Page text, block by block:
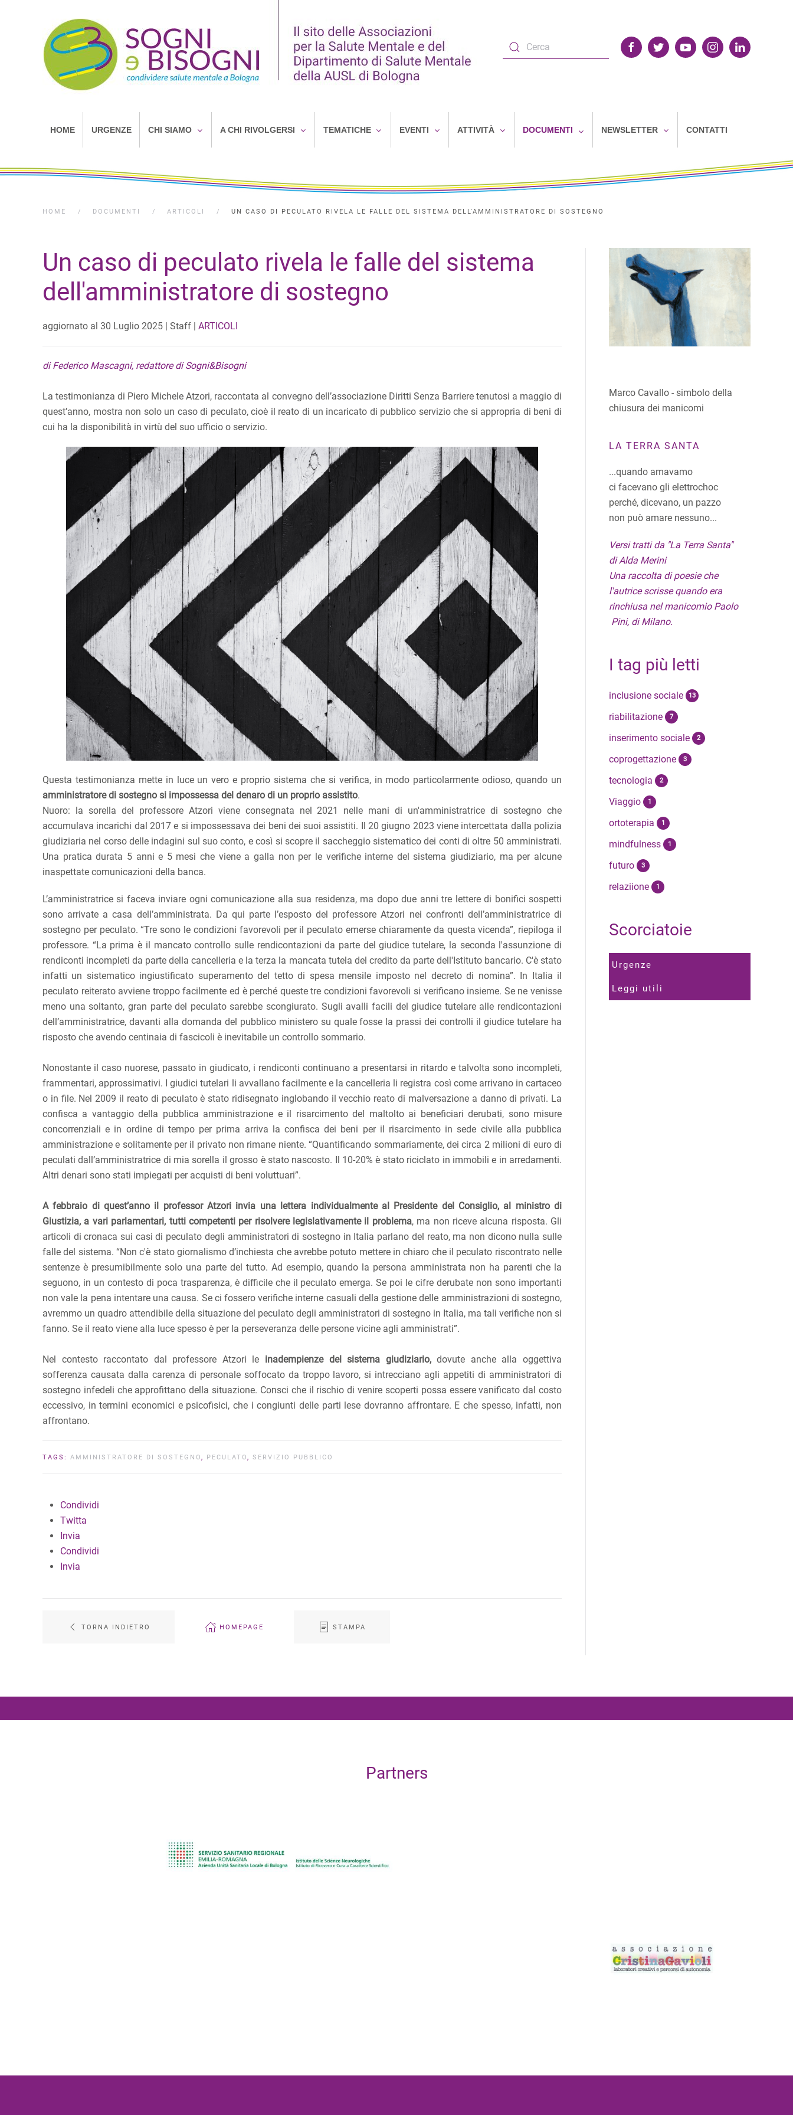
HOME URGENZE CHI SIAMO A CHI RIVOLGERSI TEMATICHE EVENTI ATTIVITÀ DOCUMENTI NEWSLETTER CONTATTI
HOME DOCUMENTI ARTICOLI UN CASO DI PECULATO RIVELA LE FALLE DEL SISTEMA DELL'AMMINISTRATORE DI SOSTEGNO
Un caso di peculato rivela le falle del sistema
dell'amministratore di sostegno
aggiornato al 30 Luglio 2025 | Staff | ARTICOLI
di Federico Mascagni, redattore di Sogni&Bisogni
La testimonianza di Piero Michele Atzori, raccontata al convegno dell’associazione Diritti Senza Barriere tenutosi a maggio di
quest’anno, mostra non solo un caso di peculato, cioè il reato di un incaricato di pubblico servizio che si appropria di beni di
cui ha la disponibilità in virtù del suo ufficio o servizio.
Questa testimonianza mette in luce un vero e proprio sistema che si verifica, in modo particolarmente odioso, quando un
amministratore di sostegno si impossessa del denaro di un proprio assistito.
Nuoro: la sorella del professore Atzori viene consegnata nel 2021 nelle mani di un'amministratrice di sostegno che
accumulava incarichi dal 2017 e si impossessava dei beni dei suoi assistiti. Il 20 giugno 2023 viene intercettata dalla polizia
giudiziaria nel corso delle indagini sul suo conto, e così si scopre il saccheggio sistematico dei conti di oltre 50 amministrati.
Una pratica durata 5 anni e 5 mesi che viene a galla non per le verifiche interne del sistema giudiziario, ma per alcune
inaspettate comunicazioni della banca.
L’amministratrice si faceva inviare ogni comunicazione alla sua residenza, ma dopo due anni tre lettere di bonifici sospetti
sono arrivate a casa dell’amministrata. Da qui parte l’esposto del professore Atzori nei confronti dell’amministratrice di
sostegno per peculato. “Tre sono le condizioni favorevoli per il peculato emerse chiaramente da questa vicenda”, riepiloga il
professore. “La prima è il mancato controllo sulle rendicontazioni da parte del giudice tutelare, la seconda l'assunzione di
rendiconti incompleti da parte della cancelleria e la terza la mancata tutela del credito da parte dell'Istituto bancario. C'è stato
infatti un sistematico ingiustificato superamento del tetto di spesa mensile imposto nel decreto di nomina”. In Italia il
peculato reiterato avviene troppo facilmente ed è perché queste tre condizioni favorevoli si verificano insieme. Se ne venisse
meno una soltanto, gran parte del peculato sarebbe scongiurato. Sugli avalli facili del giudice tutelare alle rendicontazioni
dell’amministratrice, davanti alla domanda del pubblico ministero su quale fosse la prassi dei controlli il giudice tutelare ha
risposto che avendo centinaia di fascicoli è inevitabile un controllo sommario.
Nonostante il caso nuorese, passato in giudicato, i rendiconti continuano a presentarsi in ritardo e talvolta sono incompleti,
frammentari, approssimativi. I giudici tutelari li avvallano facilmente e la cancelleria li registra così come arrivano in cartaceo
o in file. Nel 2009 il reato di peculato è stato ridisegnato inglobando il vecchio reato di malversazione a danno di privati. La
confisca a vantaggio della pubblica amministrazione e il risarcimento del maltolto ai beneficiari derubati, sono misure
concorrenziali e in ordine di tempo per prima arriva la confisca dei beni per il risarcimento in sede civile alla pubblica
amministrazione e solitamente per il privato non rimane niente. “Quantificando sommariamente, dei circa 2 milioni di euro di
peculati dall’amministratrice di mia sorella il grosso è stato nascosto. Il 10-20% è stato riciclato in immobili e in arredamenti.
Altri denari sono stati impiegati per acquisti di beni voluttuari”.
A febbraio di quest’anno il professor Atzori invia una lettera individualmente al Presidente del Consiglio, al ministro di
Giustizia, a vari parlamentari, tutti competenti per risolvere legislativamente il problema, ma non riceve alcuna risposta. Gli
articoli di cronaca sui casi di peculato degli amministratori di sostegno in Italia parlano del reato, ma non dicono nulla sulle
falle del sistema. “Non c'è stato giornalismo d’inchiesta che avrebbe potuto mettere in chiaro che il peculato riscontrato nelle
sentenze è presumibilmente solo una parte del tutto. Ad esempio, quando la persona amministrata non ha parenti che la
seguono, in un contesto di poca trasparenza, è difficile che il peculato emerga. Se poi le cifre derubate non sono importanti
non vale la pena intentare una causa. Se ci fossero verifiche interne casuali della gestione delle amministrazioni di sostegno,
avremmo un quadro attendibile della situazione del peculato degli amministratori di sostegno in Italia, ma tali verifiche non si
fanno. Se il reato viene alla luce spesso è per la perseveranza delle persone vicine agli amministrati”.
Nel contesto raccontato dal professore Atzori le inadempienze del sistema giudiziario,dovute anche alla oggettiva
sofferenza causata dalla carenza di personale soffocato da troppo lavoro, si intrecciano agli appetiti di amministratori di
sostegno infedeli che approfittano della situazione. Consci che il rischio di venire scoperti possa essere vanificato dal costo
eccessivo, in termini economici e psicofisici, che i congiunti delle parti lese dovranno affrontare. E che spesso, infatti, non
affrontano.
TAGS: AMMINISTRATORE DI SOSTEGNO, PECULATO, SERVIZIO PUBBLICO
Condividi
Twitta
Invia
Condividi
Invia
TORNA INDIETRO HOMEPAGE STAMPA
Marco Cavallo - simbolo della
chiusura dei manicomi
LA TERRA SANTA
...quando amavamo
ci facevano gli elettrochoc
perché, dicevano, un pazzo
non può amare nessuno...
Versi tratti da "La Terra Santa"
di Alda Merini
Una raccolta di poesie che
l'autrice scrisse quando era
rinchiusa nel manicomio Paolo
Pini, di Milano.
I tag più letti
inclusione sociale 13
riabilitazione 7
inserimento sociale 2
coprogettazione 3
tecnologia 2
Viaggio 1
ortoterapia 1
mindfulness 1
futuro 3
relaziione 1
Scorciatoie
Urgenze
Leggi utili
Partners